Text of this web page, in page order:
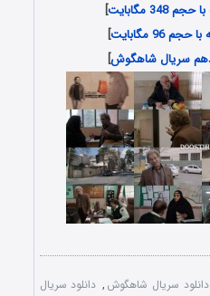
]
96 مگابایت
]
سریال شاهگوش]
دانلود سریال شاهگوش , دانلود سریال